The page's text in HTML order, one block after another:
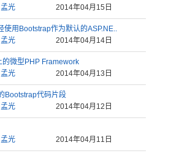
孟光 2014年04月15日
使用Bootstrap作为默认的ASP.NE..
孟光 2014年04月14日
微型PHP Framework
孟光 2014年04月13日
Bootstrap代码片段
孟光 2014年04月12日
孟光 2014年04月11日